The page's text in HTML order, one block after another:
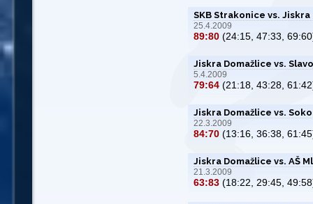
SKB Strakonice vs. Jiskra
25.4.2009
89:80 (24:15, 47:33,
Jiskra Domažlice vs.
5.4.2009
79:64 (21:18, 43:28,
Jiskra Domažlice vs.
22.3.2009
84:70 (13:16, 36:38,
Jiskra Domažlice vs. AŠ
21.3.2009
63:83 (18:22, 29:45,